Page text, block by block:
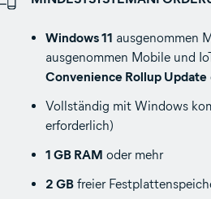
Windows 11 ausgenommen
ausgenommen Mobile und
Convenience Rollup Update
Vollständig mit Windows
erforderlich)
1 GB RAM oder mehr
2 GBfreier